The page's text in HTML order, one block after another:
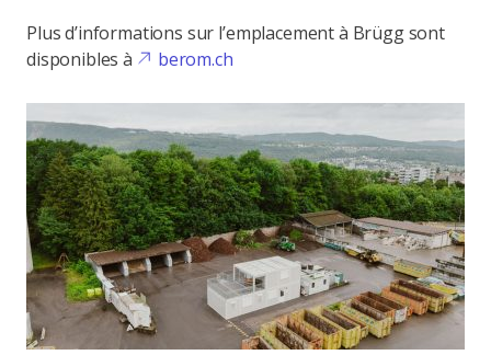
Plus d’informations sur l’emplacement à Brügg sont
disponibles à
berom.ch